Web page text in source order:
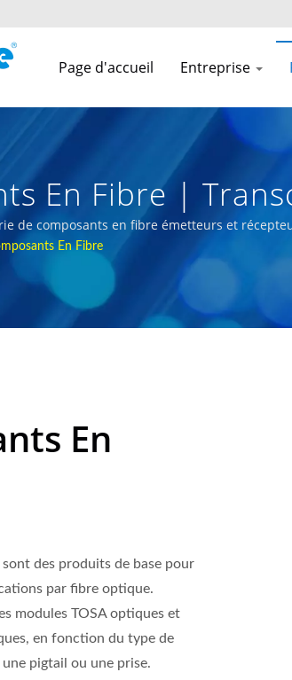
Page d'accueil Entreprise
En Fibre |
Pour Réseaux
de composants en fibre émetteurs et
En Fibre
En
sont des produits de base pour
par fibre optique.
modules TOSA optiques et
en fonction du type de
pigtail ou une prise.